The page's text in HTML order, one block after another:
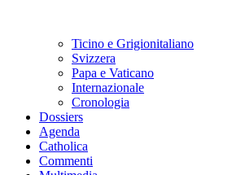
Ticino e Grigionitaliano
Svizzera
Papa e Vaticano
Internazionale
Cronologia
Dossiers
Agenda
Catholica
Commenti